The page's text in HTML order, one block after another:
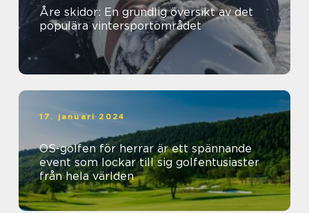
Åre skidor: En grundlig översikt av det
populära vintersportområdet
17. januari 2024
OS-golfen för herrar är ett spännande
event som lockar till sig golfentusiaster
från hela världen